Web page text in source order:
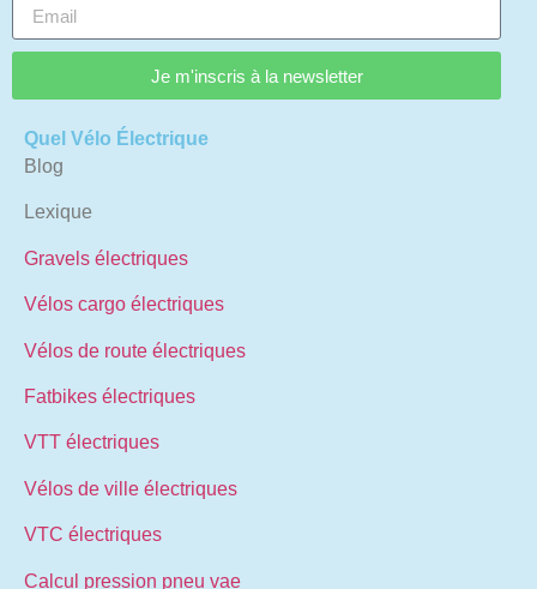
Je m'inscris à la newsletter
Quel Vélo Électrique
Blog
Lexique
Gravels électriques
Vélos cargo électriques
Vélos de route électriques
Fatbikes électriques
VTT électriques
Vélos de ville électriques
VTC électriques
Calcul pression pneu vae